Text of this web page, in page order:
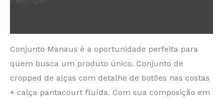
Conjunto Manaus é a oportunidade perfeita para
quem busca um produto único. Conjunto de
cropped de alças com detalhe de botões nas costas
+ calça pantacourt fluída. Com sua composição em